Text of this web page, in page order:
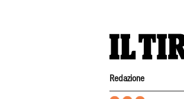
Redazione